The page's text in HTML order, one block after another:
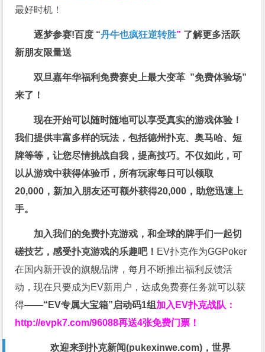
最好时机！
逐梦参赛!百度 “丹牛也疯狂逆转胜” 了解更多活跃
新朋友限量送
双旦嘉年华福利免费赛史上最大变革 ”免费体验场”
来了！
现在开始可以随时随地可以享受真实的游戏体验！
我们提供丰富多样的玩法，包括德州扑克、奥马哈、短
牌等等，让您尽情挑战自我，提高技巧。不仅如此，可
以从游戏中获得体验币，所有玩家每日可以领取
20,000，新加入朋友还可额外获得20,000，助您迅速上
手。
加入我们的免费扑克游戏，和全球的牌手们一起切
磋技艺，感受扑克游戏的乐趣吧！ EV扑克作为GGPoker
在国内新开设的旗舰品牌，每月不断推出福利反馈活
动，现在只要成为EV新用户，达成免费赛任务就可以获
得——“EV专属大宝箱”启动码1组 加入EV扑克战队：
http://evpk7.com/96088再送4张免费门票！
欢迎来到扑克新闻(pukexinwe.com)，世界